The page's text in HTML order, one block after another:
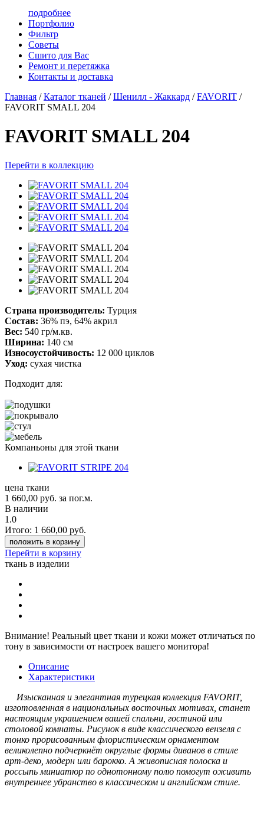
подробнее
Портфолио
Фильтр
Советы
Сшито для Вас
Ремонт и перетяжка
Контакты и доставка
Главная / Каталог тканей / Шенилл - Жаккард / FAVORIT /
FAVORIT SMALL 204
FAVORIT SMALL 204
Перейти в коллекцию
Страна производитель: Турция
Состав: 36% пэ, 64% акрил
Вес: 540 гр/м.кв.
Ширина: 140 см
Износоустойчивость: 12 000 циклов
Уход: сухая чистка
Подходит для:
Компаньоны для этой ткани
цена ткани
1 660,00 руб. за пог.м.
В наличии
1.0
Итого: 1 660,00 руб.
положить в корзину
Перейти в корзину
ткань в изделии
Внимание! Реальный цвет ткани и кожи может отличаться по
тону в зависимости от настроек вашего монитора!
Описание
Характеристики
Изысканная и элегантная турецкая коллекция FAVORIT,
изготовленная в национальных восточных мотивах, станет
настоящим украшением вашей спальни, гостиной или
столовой комнаты. Рисунок в виде классического вензеля с
тонко прорисованным флористическим орнаментом
великолепно подчеркнёт округлые формы диванов в стиле
арт-деко, модерн или барокко. А живописная полоска и
россыпь миниатюр по однотонному полю помогут оживить
внутреннее убранство в классическом и английском стиле.